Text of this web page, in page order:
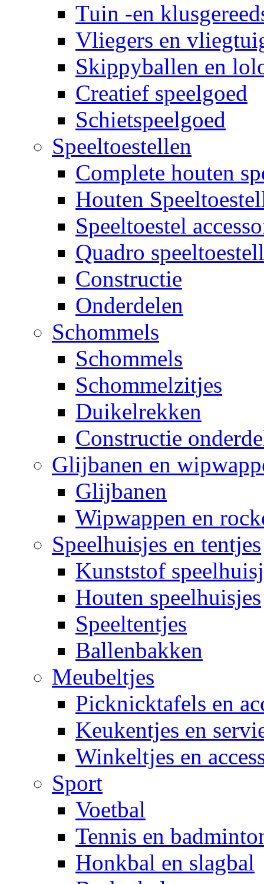
Tuin -en
Vliegers en
Skippyballen en
Creatief speelgoed
Schietspeelgoed
Speeltoestellen
Complete houten
Houten
Speeltoestel
Quadro
Constructie
Onderdelen
Schommels
Schommels
Schommelzitjes
Duikelrekken
Constructie
Glijbanen en
Glijbanen
Wipwappen en
Speelhuisjes en tentjes
Kunststof
Houten speelhuisjes
Speeltentjes
Ballenbakken
Meubeltjes
Picknicktafels en
Keukentjes en
Winkeltjes en
Sport
Voetbal
Tennis en
Honkbal en slagbal